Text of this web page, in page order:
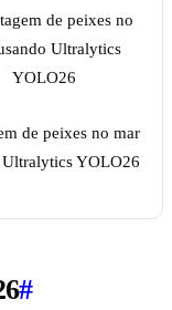
de peixes no mar
Ultralytics YOLO26
#